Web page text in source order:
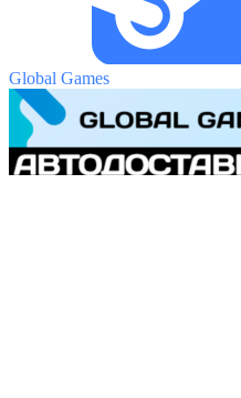
Global Games